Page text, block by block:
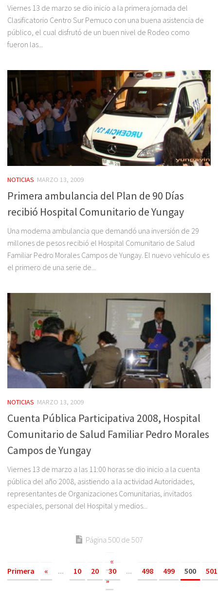
Viernes 13 de marzo se dio inicio a la primera jornada del
Clasificatorio Centro Sur Pemuco con una buena asistencia de
público, el cual disfrutó de un buen nivel de Rodeo como
fueron las...
NOTICIAS MARZO 13, 2009
Primera ambulancia del Plan de 90 Días
recibió Hospital Comunitario de Yungay
Una moderna ambulancia que demandó una inversión de 29
millones de pesos recibió el Hospital Comunitario de Salud
Familiar Pedro Morales Campos de Yungay. El nuevo vehículo es
el primero de una serie de...
NOTICIAS MARZO 13, 2009
Cuenta Pública Participativa 2008, Hospital
Comunitario de Salud Familiar Pedro Morales
Campos de Yungay
Viernes 13 de marzo a las 11:00 horas se dio inicio a la cuenta
pública del año 2008, asistiendo a la actividad Autoridades,
representantes de Organizaciones Comunitarias, invitados
especiales, personal del Hospital y medios...
Página 500 de 507
«
Primera
« ... 10 20 30 ... 498 499 500
501
»